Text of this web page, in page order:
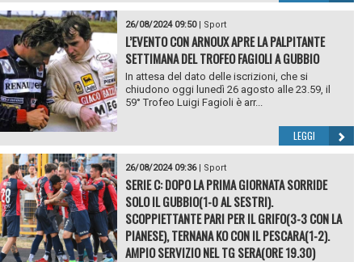
26/08/2024 09:50| Sport
L’EVENTO CON ARNOUX APRE LA PALPITANTE
SETTIMANA DEL TROFEO FAGIOLI A GUBBIO
In attesa del dato delle iscrizioni, che si
chiudono oggi lunedì 26 agosto alle 23.59, il
59° Trofeo Luigi Fagioli è arr...
LEGGI
26/08/2024 09:36| Sport
SERIE C: DOPO LA PRIMA GIORNATA SORRIDE
SOLO IL GUBBIO(1-0 AL SESTRI).
SCOPPIETTANTE PARI PER IL GRIFO(3-3 CON LA
PIANESE), TERNANA KO CON IL PESCARA(1-2).
AMPIO SERVIZIO NEL TG SERA(ORE 19.30)